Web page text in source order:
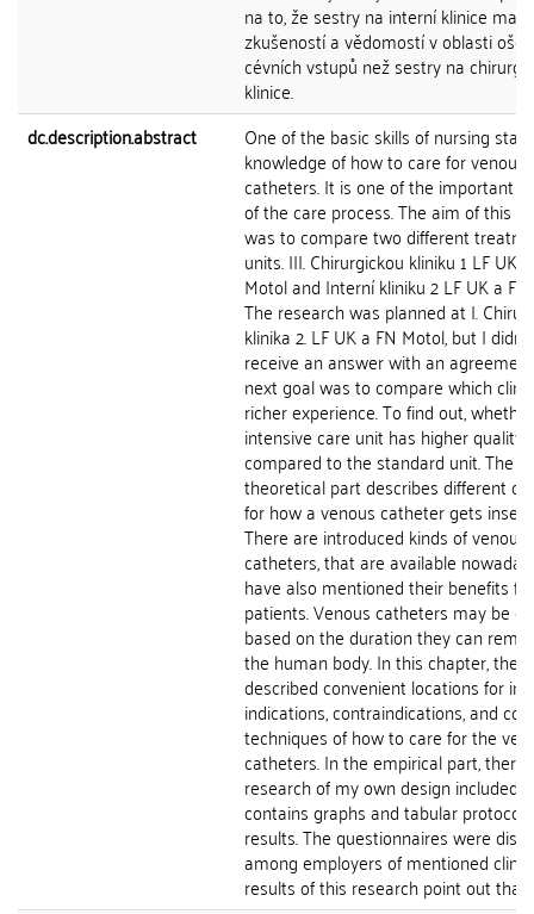
na to, že sestry na interní klinice mají
zkušeností a vědomostí v oblasti
cévních vstupů než sestry na
klinice.
dc.description.abstract
One of the basic skills of nursing
knowledge of how to care for venous
catheters. It is one of the important
of the care process. The aim of this
was to compare two different
units. III. Chirurgickou kliniku 1 LF UK
Motol and Interní kliniku 2 LF UK a
The research was planned at I.
klinika 2. LF UK a FN Motol, but I didn't
receive an answer with an
next goal was to compare which
richer experience. To find out,
intensive care unit has higher quality
compared to the standard unit. The
theoretical part describes different
for how a venous catheter gets
There are introduced kinds of venous
catheters, that are available
have also mentioned their benefits for
patients. Venous catheters may be
based on the duration they can
the human body. In this chapter,
described convenient locations for
indications, contraindications, and
techniques of how to care for the
catheters. In the empirical part, there
research of my own design included.
contains graphs and tabular protocol
results. The questionnaires were
among employers of mentioned
results of this research point out that...